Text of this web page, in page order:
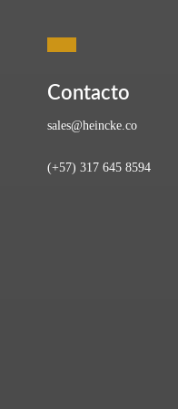
agricultor sigue asociada con
Contacto
sales@heincke.co
(+57) 317 645 8594